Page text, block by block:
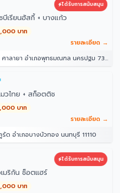
ได้รับการสนับสนุน
บีเรียนฮัสกี้ + บางแก้ว
บาท
รายละเอียด →
ลายา อำเภอพุทธมณฑล นครปฐม 73170
วไทย + สก็อตติช
บาท
รายละเอียด →
ด อำเภอบางบัวทอง นนทบุรี 11110
ได้รับการสนับสนุน
มริกัน ช็อตแฮร์
บาท